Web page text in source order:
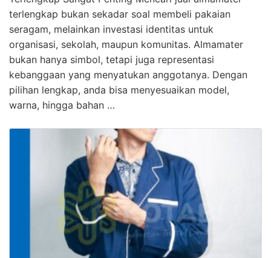
terlengkap bukan sekadar soal membeli pakaian
seragam, melainkan investasi identitas untuk
organisasi, sekolah, maupun komunitas. Almamater
bukan hanya simbol, tetapi juga representasi
kebanggaan yang menyatukan anggotanya. Dengan
pilihan lengkap, anda bisa menyesuaikan model,
warna, hingga bahan …